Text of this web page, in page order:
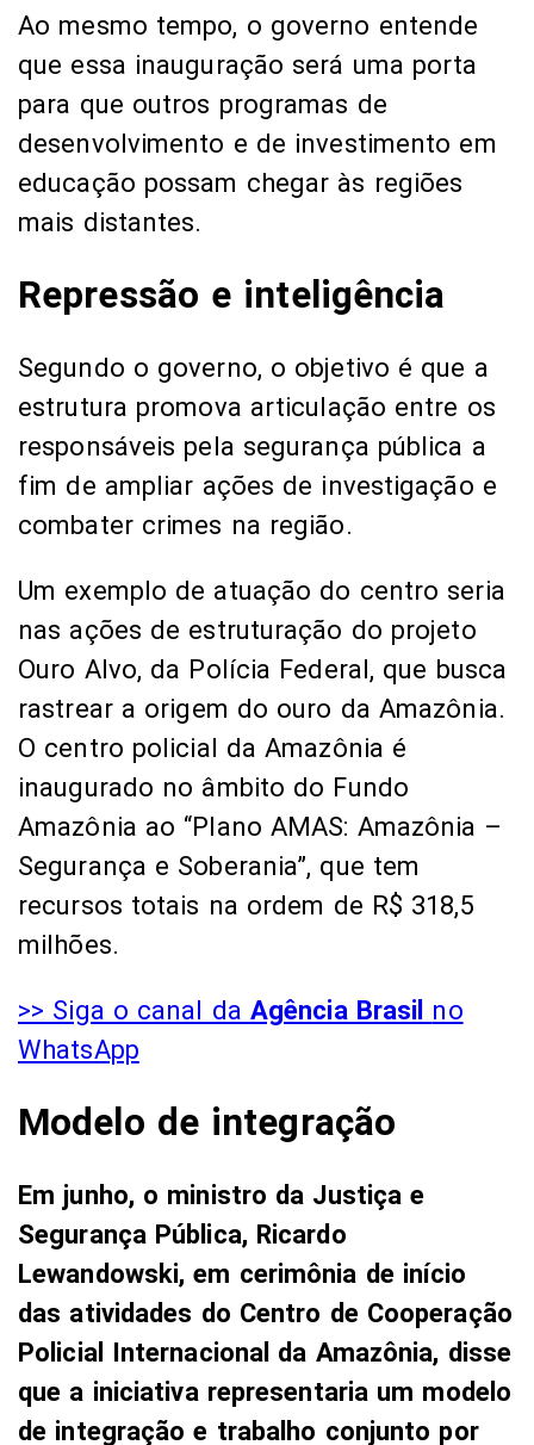
Ao mesmo tempo, o governo entende
que essa inauguração será uma porta
para que outros programas de
desenvolvimento e de investimento em
educação possam chegar às regiões
mais distantes.
Repressão e inteligência
Segundo o governo, o objetivo é que a
estrutura promova articulação entre os
responsáveis pela segurança pública a
fim de ampliar ações de investigação e
combater crimes na região.
Um exemplo de atuação do centro seria
nas ações de estruturação do projeto
Ouro Alvo, da Polícia Federal, que busca
rastrear a origem do ouro da Amazônia.
O centro policial da Amazônia é
inaugurado no âmbito do Fundo
Amazônia ao “Plano AMAS: Amazônia –
Segurança e Soberania”, que tem
recursos totais na ordem de R$ 318,5
milhões.
>> Siga o canal da Agência Brasil no
WhatsApp
Modelo de integração
Em junho, o ministro da Justiça e
Segurança Pública, Ricardo
Lewandowski, em cerimônia de início
das atividades do Centro de Cooperação
Policial Internacional da Amazônia, disse
que a iniciativa representaria um modelo
de integração e trabalho conjunto por